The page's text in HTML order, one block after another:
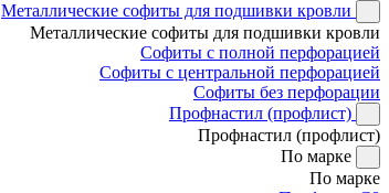
Металлические софиты для подшивки кровли
Металлические софиты для подшивки кровли
Софиты с полной перфорацией
Софиты с центральной перфорацией
Софиты без перфорации
Профнастил (профлист)
Профнастил (профлист)
По марке
По марке